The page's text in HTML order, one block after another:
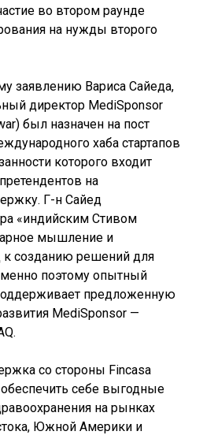
во втором раунде
на нужды второго
заявлению Вариса Сайеда,
директор MediSponsor
был назначен на пост
хаба стартапов
которого входит
на
Г-н Сайед
«индийским Стивом
мышление и
к созданию решений для
поэтому опытный
предложенную
MediSponsor —
со стороны Fincasa
себе выгодные
на рынках
Южной Америки и